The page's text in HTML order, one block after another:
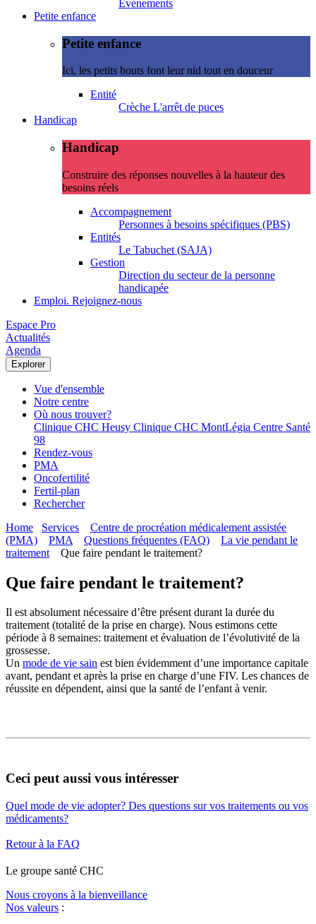
Evénements
Petite enfance
Petite enfance
Ici, les petits bouts font leur nid tout en douceur
Entité
Crèche L'arrêt de puces
Handicap
Handicap
Construire des réponses nouvelles à la hauteur des
besoins réels
Accompagnement
Personnes à besoins spécifiques (PBS)
Entités
Le Tabuchet (SAJA)
Gestion
Direction du secteur de la personne
handicapée
Emploi. Rejoignez-nous
Espace Pro
Actualités
Agenda
Explorer
Vue d'ensemble
Notre centre
Où nous trouver?
Clinique CHC Heusy Clinique CHC MontLégia Centre Santé
98
Rendez-vous
PMA
Oncofertilité
Fertil-plan
Rechercher
Home
Services
Centre de procréation médicalement assistée
(PMA)
PMA Questions fréquentes (FAQ)
La vie pendant le
traitement
Que faire pendant le traitement?
Que faire pendant le traitement?
Il est absolument nécessaire d’être présent durant la durée du
traitement (totalité de la prise en charge). Nous estimons cette
période à 8 semaines: traitement et évaluation de l’évolutivité de la
grossesse.
Un mode de vie sain est bien évidemment d’une importance capitale
avant, pendant et après la prise en charge d’une FIV. Les chances de
réussite en dépendent, ainsi que la santé de l’enfant à venir.
Ceci peut aussi vous intéresser
Quel mode de vie adopter? Des questions sur vos traitements ou vos
médicaments?
Retour à la FAQ
Le groupe santé CHC
Nous croyons à la bienveillance
Nos valeurs :